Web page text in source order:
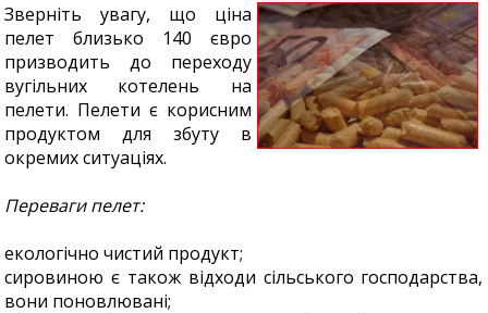
Зверніть увагу, що ціна
пелет близько 140 євро
призводить до переходу
вугільних котелень на
пелети. Пелети є корисним
продуктом для збуту в
окремих ситуаціях.
Переваги пелет:
екологічно чистий продукт;
сировиною є також відходи сільського господарства,
вони поновлювані;